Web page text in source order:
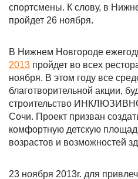
спортсмены. К слову, в
пройдет 26 ноября.
В Нижнем Новгороде
2013 пройдет во всех
ноября. В этом году все
благотворительной акции,
строительство
Сочи. Проект призван
комфортную детскую
возрастов и возможностей
23 ноября 2013г. для